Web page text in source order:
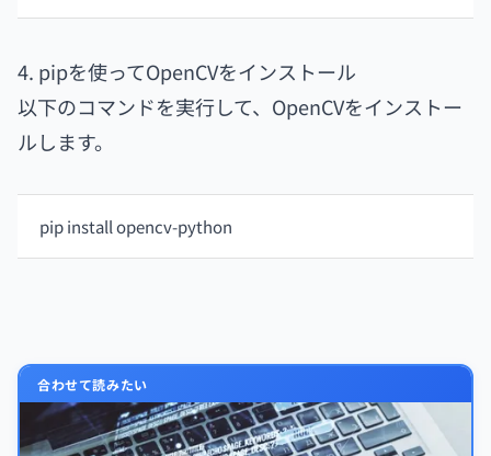
4. pipを使ってOpenCVをインストール
以下のコマンドを実行して、OpenCVをインストー
ルします。
pip install opencv-python
合わせて読みたい